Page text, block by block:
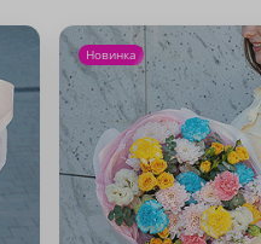
Новинка